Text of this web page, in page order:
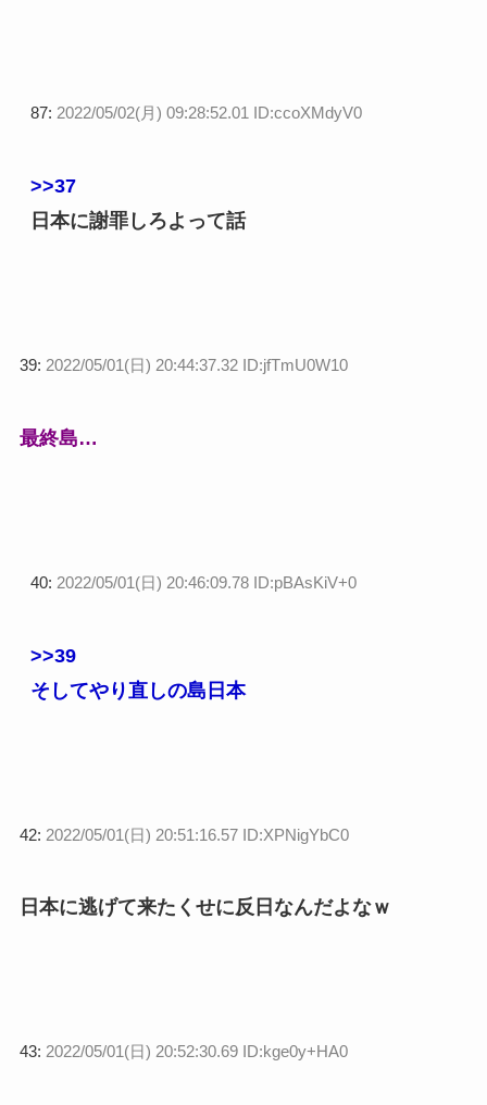
87: 2022/05/02(月) 09:28:52.01 ID:ccoXMdyV0
>>37
日本に謝罪しろよって話
39: 2022/05/01(日) 20:44:37.32 ID:jfTmU0W10
最終島…
40: 2022/05/01(日) 20:46:09.78 ID:pBAsKiV+0
>>39
そしてやり直しの島日本
42: 2022/05/01(日) 20:51:16.57 ID:XPNigYbC0
日本に逃げて来たくせに反日なんだよなｗ
43: 2022/05/01(日) 20:52:30.69 ID:kge0y+HA0